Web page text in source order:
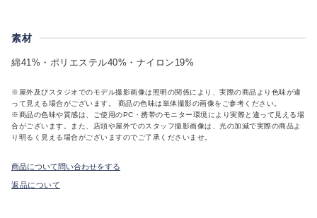
素材
綿41%・ポリエステル40%・ナイロン19%
※屋外及びスタジオでのモデル撮影画像は照明の関係により、実際の商品より色味が違
って見える場合がございます。 商品の色味は単体撮影の画像をご参考ください。
※商品の色味や質感は、ご使用のPC・携帯のモニター環境により実際と違って見える場
合がございます。また、店頭や屋外でのスタッフ撮影画像は、光の加減で実際の商品よ
り明るく見える場合がございますのでご了承くださいませ。
商品について問い合わせをする
返品について